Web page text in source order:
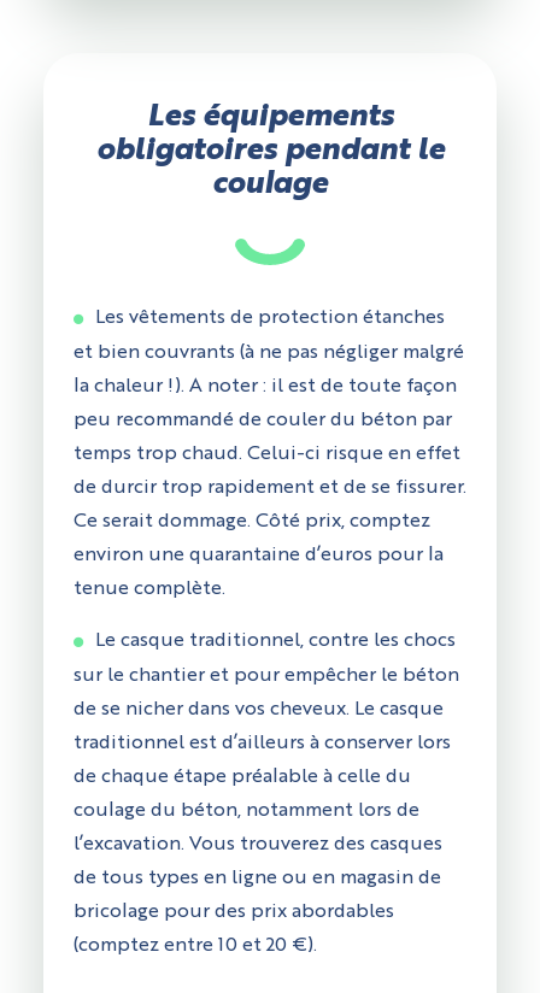
Les équipements
obligatoires pendant le
coulage
Les vêtements de protection étanches
et bien couvrants (à ne pas négliger malgré
la chaleur !). A noter : il est de toute façon
peu recommandé de couler du béton par
temps trop chaud. Celui-ci risque en effet
de durcir trop rapidement et de se fissurer.
Ce serait dommage. Côté prix, comptez
environ une quarantaine d’euros pour la
tenue complète.
Le casque traditionnel, contre les chocs
sur le chantier et pour empêcher le béton
de se nicher dans vos cheveux. Le casque
traditionnel est d’ailleurs à conserver lors
de chaque étape préalable à celle du
coulage du béton, notamment lors de
l’excavation. Vous trouverez des casques
de tous types en ligne ou en magasin de
bricolage pour des prix abordables
(comptez entre 10 et 20 €).